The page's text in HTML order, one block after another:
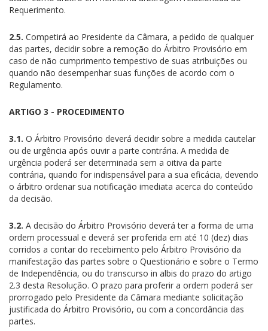
Requerimento.
2.5. Competirá ao Presidente da Câmara, a pedido de qualquer
das partes, decidir sobre a remoção do Árbitro Provisório em
caso de não cumprimento tempestivo de suas atribuições ou
quando não desempenhar suas funções de acordo com o
Regulamento.
ARTIGO 3 - PROCEDIMENTO
3.1. O Árbitro Provisório deverá decidir sobre a medida cautelar
ou de urgência após ouvir a parte contrária. A medida de
urgência poderá ser determinada sem a oitiva da parte
contrária, quando for indispensável para a sua eficácia, devendo
o árbitro ordenar sua notificação imediata acerca do conteúdo
da decisão.
3.2. A decisão do Árbitro Provisório deverá ter a forma de uma
ordem processual e deverá ser proferida em até 10 (dez) dias
corridos a contar do recebimento pelo Árbitro Provisório da
manifestação das partes sobre o Questionário e sobre o Termo
de Independência, ou do transcurso in albis do prazo do artigo
2.3 desta Resolução. O prazo para proferir a ordem poderá ser
prorrogado pelo Presidente da Câmara mediante solicitação
justificada do Árbitro Provisório, ou com a concordância das
partes.